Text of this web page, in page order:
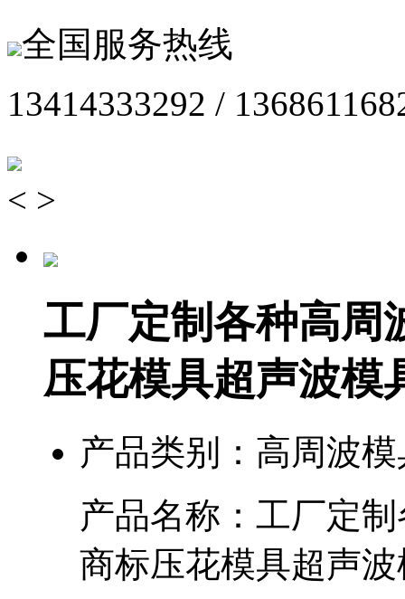
全国服务热线
13414333292 /
< >
工厂定制各种高周
压花模具超声波模
产品类别： 高周波
产品名称： 工厂定
商标压花模具超声